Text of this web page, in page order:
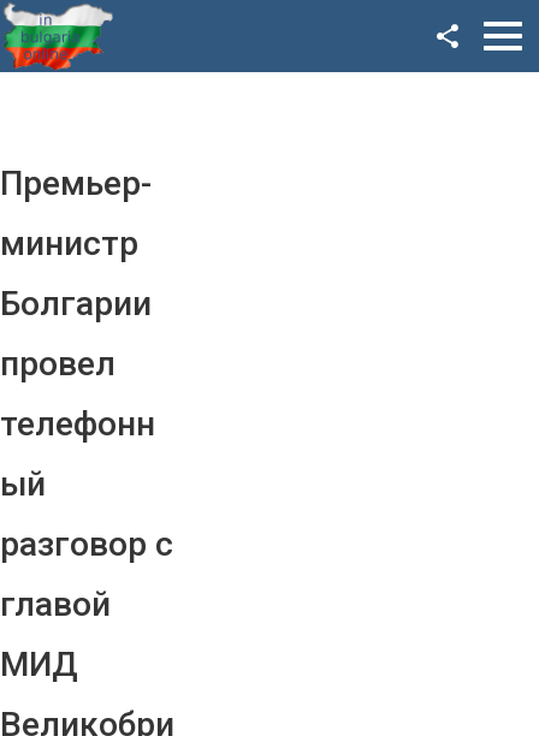
Премьер-
министр
Болгарии
провел
телефонн
ый
разговор с
главой
МИД
Великобри